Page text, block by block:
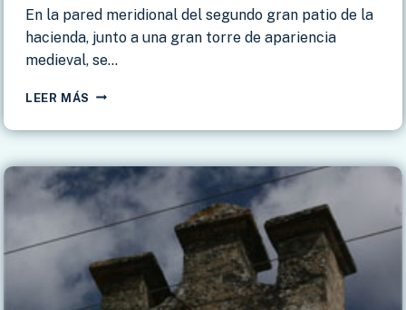
En la pared meridional del segundo gran patio de la
hacienda, junto a una gran torre de apariencia
medieval, se…
LEER MÁS ALCALÁ
GUADAIRA
HACIENDA
LA
SOLEDAD